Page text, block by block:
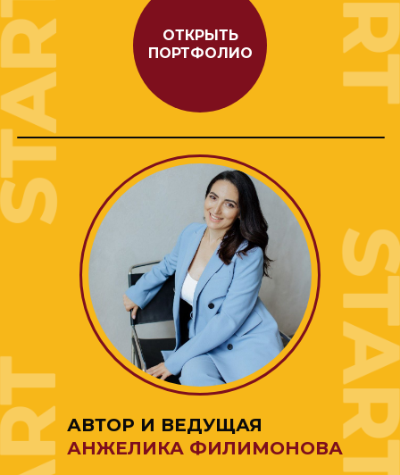
ОТКРЫТЬ
ПОРТФОЛИО
АВТОР И ВЕДУЩАЯ
АНЖЕЛИКА ФИЛИМОНОВА